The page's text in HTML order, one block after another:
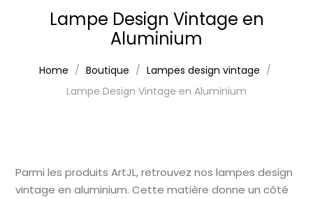
Lampe Design Vintage en
Aluminium
Home Boutique
Lampes design vintage
Lampe Design Vintage en Aluminium
Parmi les produits ArtJL, retrouvez nos lampes design
vintage en aluminium. Cette matière donne un côté